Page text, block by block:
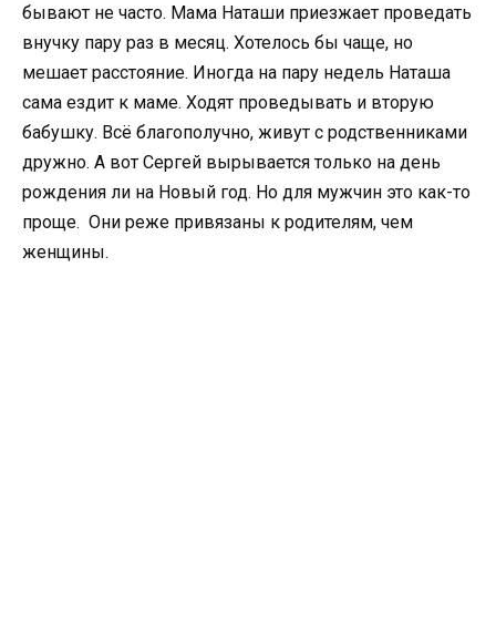
бывают не часто. Мама Наташи приезжает проведать
внучку пару раз в месяц. Хотелось бы чаще, но
мешает расстояние. Иногда на пару недель Наташа
сама ездит к маме. Ходят проведывать и вторую
бабушку. Всё благополучно, живут с родственниками
дружно. А вот Сергей вырывается только на день
рождения ли на Новый год. Но для мужчин это как-то
проще. Они реже привязаны к родителям, чем
женщины.